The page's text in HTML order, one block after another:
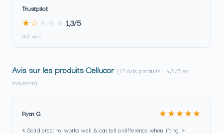
Trustpilot
★☆ 1,3/5
807 avis
Avis sur les produits Cellucor (12 avis produits · 4,8/5 en
moyenne)
Ryan G ★★★★★
« Solid creatine, works well & can tell a difference when lifting. »